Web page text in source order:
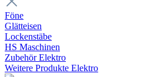
Föne
Glätteisen
Lockenstäbe
HS Maschinen
Zubehör Elektro
Weitere Produkte Elektro